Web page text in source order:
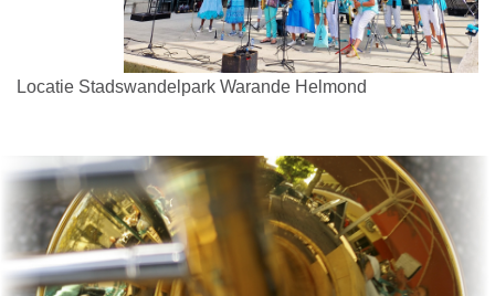
Locatie Stadswandelpark Warande Helmond